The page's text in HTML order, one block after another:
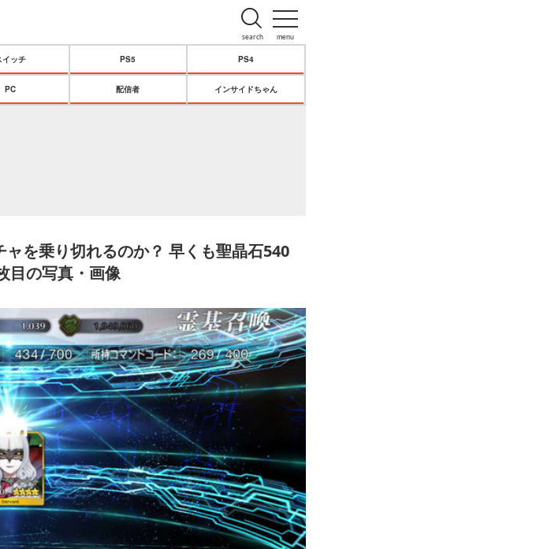
menu
search
イッチ PS5 PS4
PC 配信者 インサイドちゃん
ャを乗り切れるのか？ 早くも聖晶石540
目の写真・画像